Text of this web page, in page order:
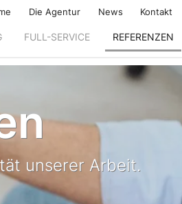
Die Agentur News Kontakt
FULL-SERVICE REFERENZEN
unserer Arbeit.